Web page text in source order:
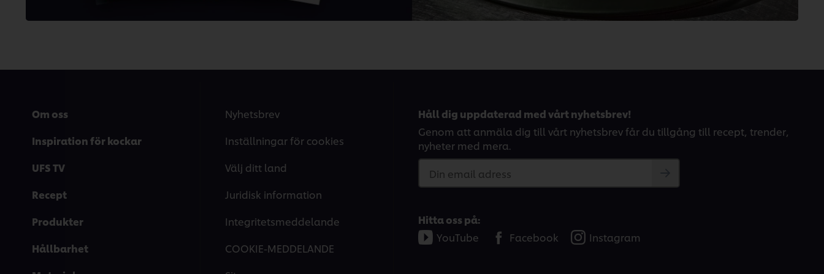
Om oss
Inspiration för kockar
UFS TV
Recept
Produkter
Hållbarhet
Nyhetsbrev
Inställningar för cookies
Välj ditt land
Juridisk information
Integritetsmeddelande
COOKIE-MEDDELANDE
Håll dig uppdaterad med vårt nyhetsbrev!
Genom att anmäla dig till vårt nyhetsbrev får du tillgång till recept, trender,
nyheter med mera.
Din email adress
Hitta oss på:
YouTube
Facebook Instagram